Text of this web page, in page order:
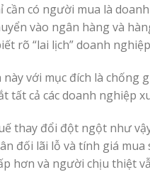
cần có người mua là
vào ngân hàng và
rõ “lai lịch” doanh
với mục đích là
tất cả các doanh nghiệp
thay đổi đột ngột như
đối lãi lỗ và tính giá
hơn và người chịu thiệt